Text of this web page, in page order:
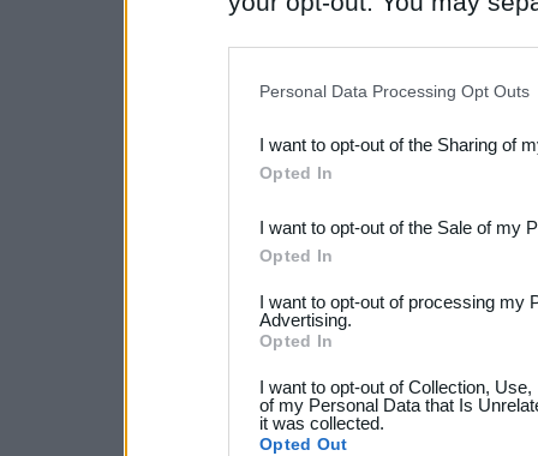
Downstream Participants
third parties.
Please note that this
not limited to your visit or
your data for below
consent section.
Personal Data Processing Opt Outs
I want to opt-out of the Sharing of
Opted In
I want to opt-out of the Sale of my
Opted In
I want to opt-out of processing my
Advertising.
Opted In
I want to opt-out of Collection,
of my Personal Data that Is
it was collected.
Opted Out